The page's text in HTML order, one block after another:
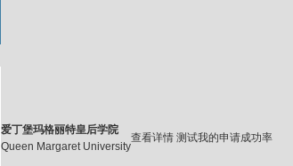
爱丁堡玛格丽特皇后学院
Queen Margaret University
查看详情 测试我的申请成功率